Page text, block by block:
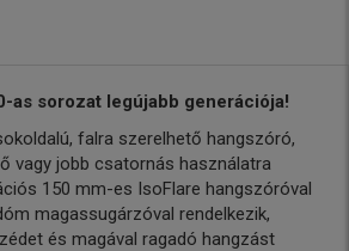
as sorozat legújabb generációja!
falra szerelhető hangszóró,
vagy jobb csatornás használatra
150 mm-es IsoFlare hangszóróval
magassugárzóval rendelkezik,
és magával ragadó hangzást